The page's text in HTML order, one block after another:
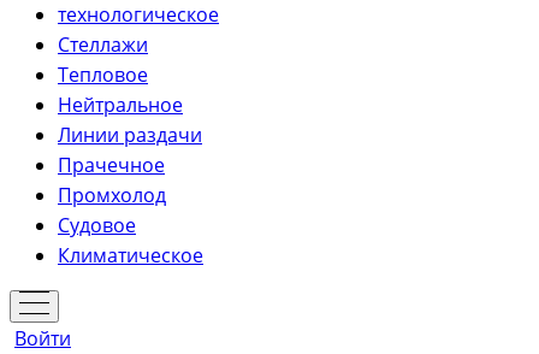
технологическое
Стеллажи
Тепловое
Нейтральное
Линии раздачи
Прачечное
Промхолод
Судовое
Климатическое
Войти